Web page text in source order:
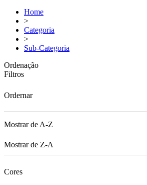
Home
>
Categoria
>
Sub-Categoria
Ordenação
Filtros
Ordernar
Mostrar de A-Z
Mostrar de Z-A
Cores